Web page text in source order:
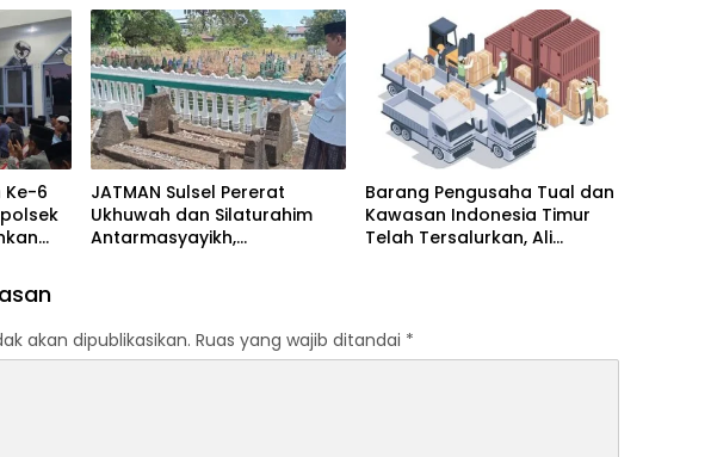
Ke-6
JATMAN Sulsel Pererat
Ukhuwah dan Silaturahim
Antarmasyayikh,
Barang Pengusaha Tual dan
Kawasan Indonesia Timur
Telah Tersalurkan, Ali
akan dipublikasikan. Ruas yang wajib ditandai *